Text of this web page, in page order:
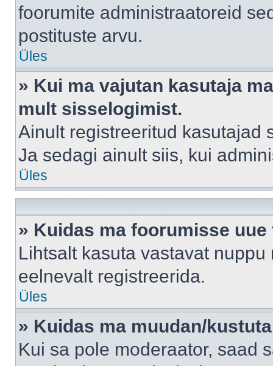
foorumite administraatoreid
postituste arvu.
Üles
» Kui ma vajutan kasutaja
mult sisselogimist.
Ainult registreeritud kasutajad
Ja sedagi ainult siis, kui
Üles
» Kuidas ma foorumisse uue
Lihtsalt kasuta vastavat
eelnevalt registreerida.
Üles
» Kuidas ma muudan/
Kui sa pole moderaator, saad